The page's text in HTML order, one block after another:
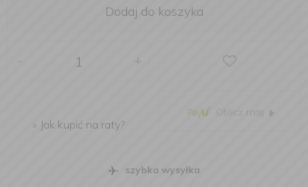
Dodaj do koszyka
+
» Jak kupić na raty?
szybka wysyłka